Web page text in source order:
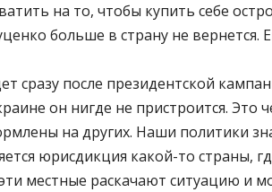
на то, чтобы купить себе
больше в страну не
после президентской
он нигде не пристроится.
на других. Наши политики
юрисдикция какой-то страны,
местные раскачают ситуацию и